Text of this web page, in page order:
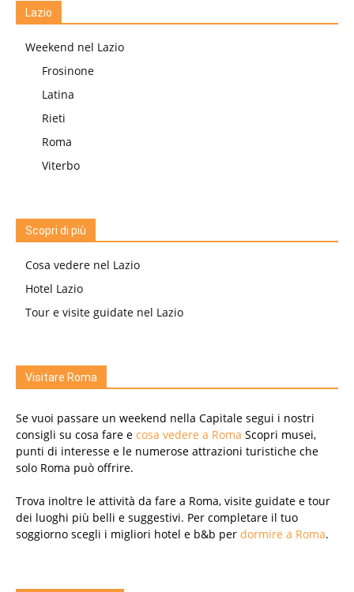
Lazio
Weekend nel Lazio
Frosinone
Latina
Rieti
Roma
Viterbo
Scopri di più
Cosa vedere nel Lazio
Hotel Lazio
Tour e visite guidate nel Lazio
Visitare Roma
Se vuoi passare un weekend nella Capitale segui i nostri
consigli su cosa fare e cosa vedere a Roma Scopri musei,
punti di interesse e le numerose attrazioni turistiche che
solo Roma può offrire.
Trova inoltre le attività da fare a Roma, visite guidate e tour
dei luoghi più belli e suggestivi. Per completare il tuo
soggiorno scegli i migliori hotel e b&b per dormire a Roma.